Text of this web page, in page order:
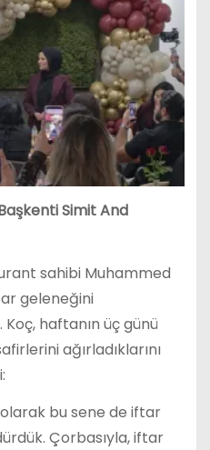
Simit And
sahibi Muhammed
geleneğini
haftanın üç günü
ağırladıklarını
bu sene de iftar
Çorbasıyla, iftar